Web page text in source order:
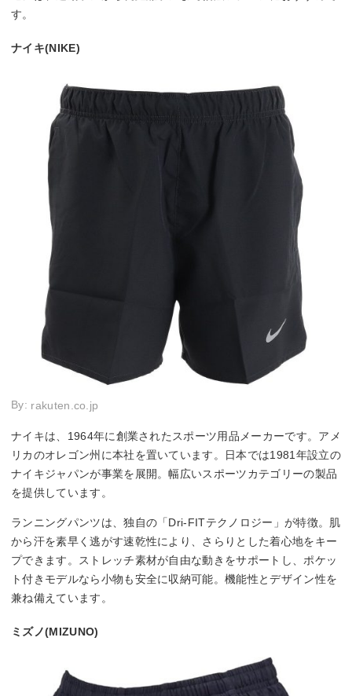
す。
ナイキ(NIKE)
By: rakuten.co.jp
ナイキは、1964年に創業されたスポーツ用品メーカーです。アメ
リカのオレゴン州に本社を置いています。日本では1981年設立の
ナイキジャパンが事業を展開。幅広いスポーツカテゴリーの製品
を提供しています。
ランニングパンツは、独自の「Dri-FITテクノロジー」が特徴。肌
から汗を素早く逃がす速乾性により、さらりとした着心地をキー
プできます。ストレッチ素材が自由な動きをサポートし、ポケッ
ト付きモデルなら小物も安全に収納可能。機能性とデザイン性を
兼ね備えています。
ミズノ(MIZUNO)